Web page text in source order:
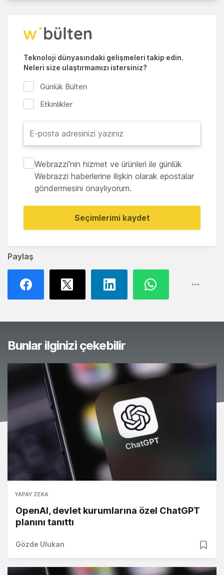
Paylaş
Teknoloji dünyasındaki gelişmeleri takip edin.
Neleri size ulaştırmamızı istersiniz?
Günlük Bülten
Etkinlikler
Webrazzi'nin hizmet ve ürünleri ile günlük
Webrazzi haberlerine ilişkin olarak epostalar
göndermesini onaylıyorum.
Seçimlerimi kaydet
Bunlar ilginizi çekebilir
YAPAY ZEKA
OpenAI, devlet kurumlarına özel ChatGPT
planını tanıttı
Gözde Ulukan